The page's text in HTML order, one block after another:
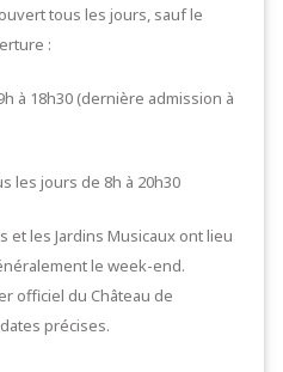
tous les jours, sauf le
:
à 18h30 (dernière admission à
les jours de 8h à 20h30
et les Jardins Musicaux ont lieu
le week-end.
officiel du Château de
précises.